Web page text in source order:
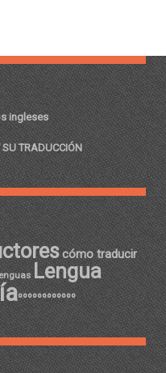
ingleses
TRADUCCIÓN
cómo traducir
Lengua
ºººººººººººº